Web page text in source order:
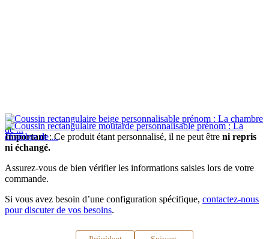
Important: Ce produit étant personnalisé, il ne peut être ni repris
ni échangé.
Assurez-vous de bien vérifier les informations saisies lors de votre
commande.
Si vous avez besoin d’une configuration spécifique, contactez-nous
pour discuter de vos besoins.